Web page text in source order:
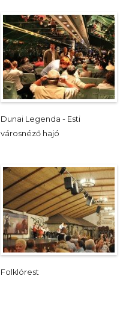
Dunai Legenda - Esti
városnéző hajó
Folklórest